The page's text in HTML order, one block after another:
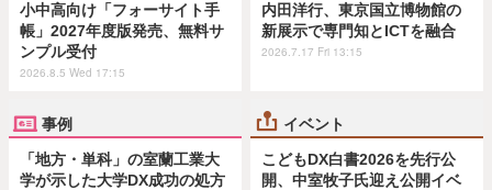
小中高向け「フォーサイト手
帳」2027年度版発売、無料サ
ンプル受付
2026.8.5 Wed 17:15
内田洋行、東京国立博物館の
新展示で専門知とICTを融合
2026.7.17 Fri 13:15
事例
「地方・単科」の室蘭工業大
学が示した大学DX成功の処方
イベント
こどもDX白書2026を先行公
開、中室牧子氏迎え公開イベ